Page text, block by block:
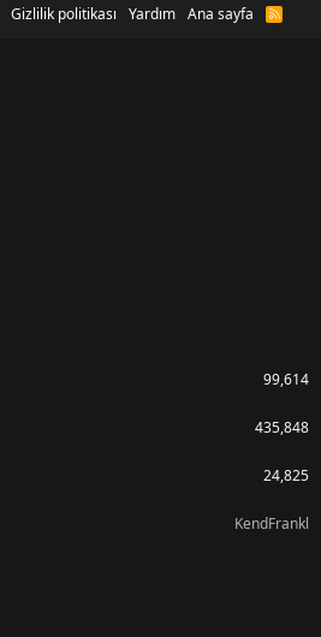
Gizlilik politikası Yardım Ana sayfa
R
99,614
435,848
24,825
KendFrankl